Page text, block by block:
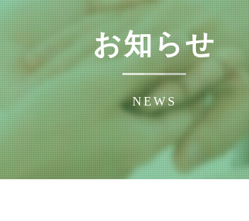
お知らせ
NEWS